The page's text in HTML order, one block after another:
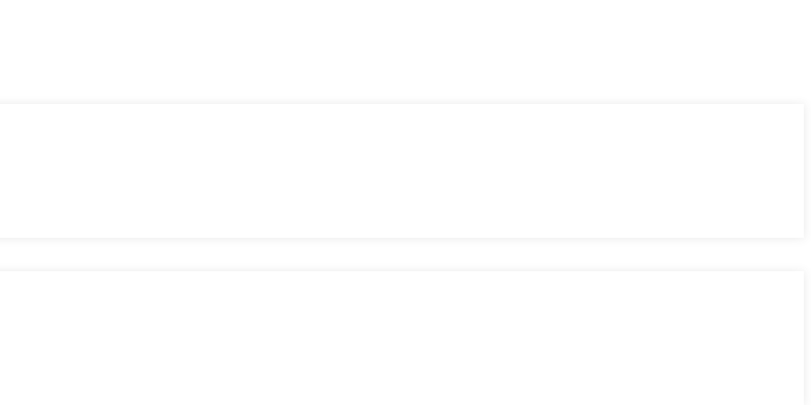
sans complications.
du marché.
des plateformes et des dApps.